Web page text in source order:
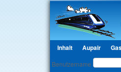
Hauptmenü
Inhalt Aupair
Benutzername